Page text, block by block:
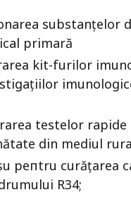
primară
kit-furilor
testelor
din mediul
репtru сurățаrеа
R34;